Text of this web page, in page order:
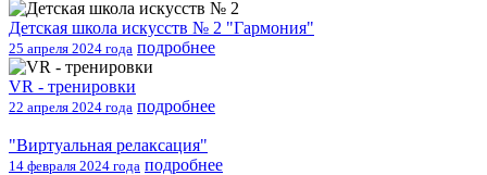
Детская школа искусств № 2 "Гармония"
25 апреля 2024 года подробнее
VR - тренировки
22 апреля 2024 года подробнее
"Виртуальная релаксация"
14 февраля 2024 года подробнее